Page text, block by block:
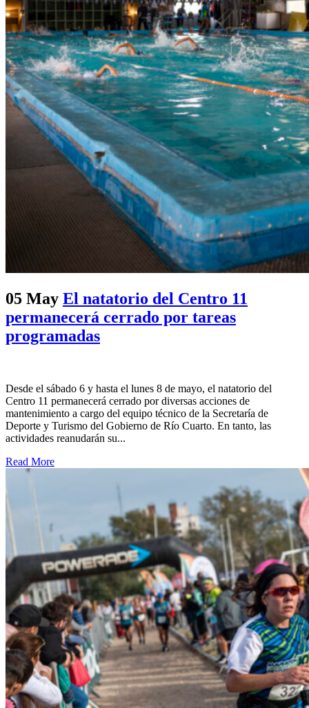
05 May El natatorio del Centro 11
permanecerá cerrado por tareas
programadas
Desde el sábado 6 y hasta el lunes 8 de mayo, el natatorio del
Centro 11 permanecerá cerrado por diversas acciones de
mantenimiento a cargo del equipo técnico de la Secretaría de
Deporte y Turismo del Gobierno de Río Cuarto. En tanto, las
actividades reanudarán su...
Read More